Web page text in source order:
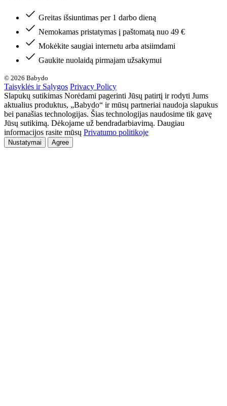
Greitas išsiuntimas per 1 darbo dieną
Nemokamas pristatymas į paštomatą nuo 49 €
Mokėkite saugiai internetu arba atsiimdami
Gaukite nuolaidą pirmajam užsakymui
© 2026 Babydo
Taisyklės ir Sąlygos Privacy Policy
Slapukų sutikimas Norėdami pagerinti Jūsų patirtį ir rodyti Jums
aktualius produktus, „Babydo“ ir mūsų partneriai naudoja slapukus
bei panašias technologijas. Šias technologijas naudosime tik gavę
Jūsų sutikimą. Dėkojame už bendradarbiavimą. Daugiau
informacijos rasite mūsų Privatumo politikoje
Nustatymai Agree